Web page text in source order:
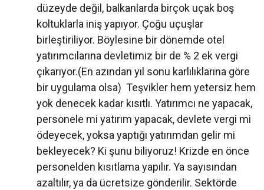
düzeyde değil, balkanlarda birçok uçak boş
koltuklarla iniş yapıyor. Çoğu uçuşlar
birleştiriliyor. Böylesine bir dönemde otel
yatırımcılarına devletimiz bir de % 2 ek vergi
çıkarıyor.(En azından yıl sonu karlılıklarına göre
bir uygulama olsa) Teşvikler hem yetersiz hem
yok denecek kadar kısıtlı. Yatırımcı ne yapacak,
personele mi yatırım yapacak, devlete vergi mi
ödeyecek, yoksa yaptığı yatırımdan gelir mi
bekleyecek? Ki şunu biliyoruz! Krizde en önce
personelden kısıtlama yapılır. Ya sayısından
azaltılır, ya da ücretsize gönderilir. Sektörde